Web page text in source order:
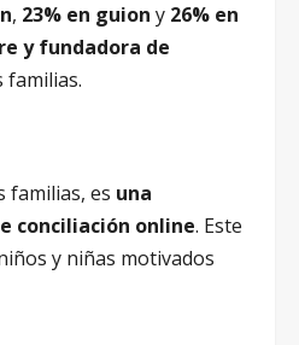
, 23% en guion y 26% en
y fundadora de
familias.
familias, es una
conciliación online. Este
y niñas motivados